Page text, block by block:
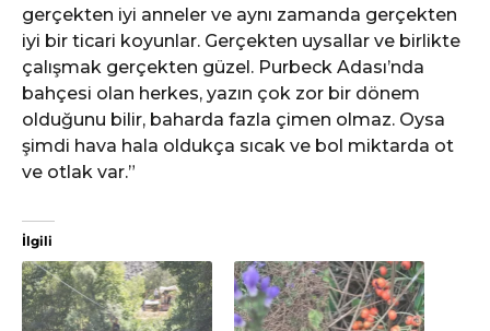
gerçekten iyi anneler ve aynı zamanda gerçekten
iyi bir ticari koyunlar. Gerçekten uysallar ve birlikte
çalışmak gerçekten güzel. Purbeck Adası’nda
bahçesi olan herkes, yazın çok zor bir dönem
olduğunu bilir, baharda fazla çimen olmaz. Oysa
şimdi hava hala oldukça sıcak ve bol miktarda ot
ve otlak var.”
İlgili